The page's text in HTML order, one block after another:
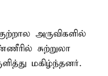
அருவிகளில்
சுற்றுலா
மகிழ்ந்தனர்.